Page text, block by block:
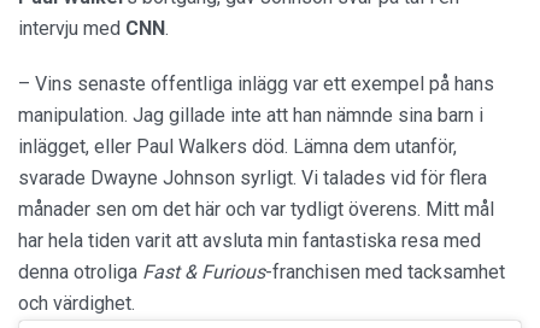
intervju med CNN.
– Vins senaste offentliga inlägg var ett exempel på hans
manipulation. Jag gillade inte att han nämnde sina barn i
inlägget, eller Paul Walkers död. Lämna dem utanför,
svarade Dwayne Johnson syrligt. Vi talades vid för flera
månader sen om det här och var tydligt överens. Mitt mål
har hela tiden varit att avsluta min fantastiska resa med
denna otroliga Fast & Furious-franchisen med tacksamhet
och värdighet.